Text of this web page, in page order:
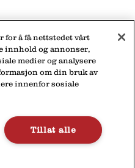
for å få nettstedet vårt
innhold og annonser,
medier og analysere
om din bruk av
innenfor sosiale
Tillat alle